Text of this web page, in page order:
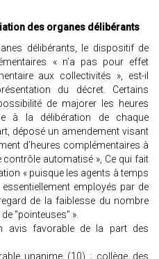
des organes délibérants
délibérants, le dispositif de
« n’a pas pour effet
aux collectivités », est-il
du décret. Certains
de majorer les heures
à la délibération de chaque
déposé un amendement visant
d’heures complémentaires à
contrôle automatisé », Ce qui fait
« puisque les agents à temps
employés par de
de la faiblesse du nombre
"pointeuses" ».
avis favorable de la part des
unanime (10) ; collège des